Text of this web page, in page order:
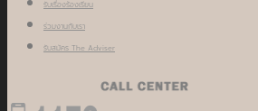
รับเรื่องร้องเรียน
ร่วมงานกับเรา
รับสมัคร The Adviser